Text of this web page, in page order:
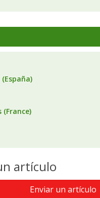
(France)
artículo
Enviar un artículo